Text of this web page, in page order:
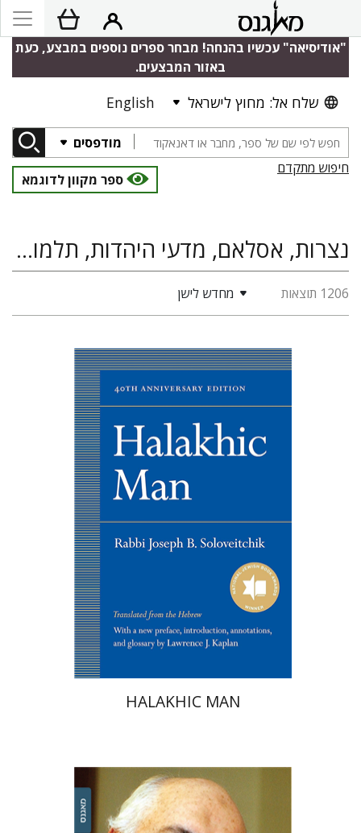
"אודיסיאה" עכשיו בהנחה! מבחר ספרים נוספים במבצע, כעת
באזור המבצעים.
שלח אל: מחוץ לישראל English
מודפסים
חיפוש מתקדם
ספר מקוון לדוגמא
נצרות, אסלאם, מדעי היהדות, תלמוד הלכה ומדרש
1206 תוצאות מחדש לישן
יוסף דוב הלוי סולובייצ'יק
HALAKHIC MAN
אפרת אביב